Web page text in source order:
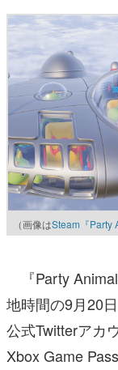
（画像はSteam『Party
『Party
地時間の9月20
公式Twitterアカ
Xbox Game